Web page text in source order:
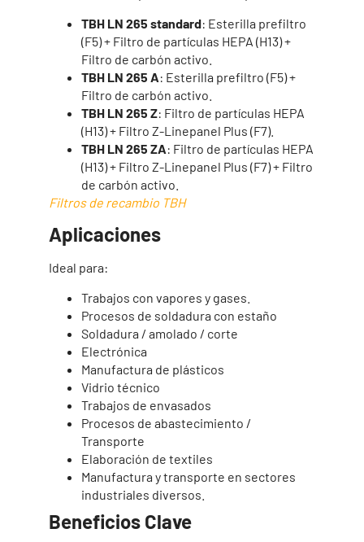
TBH LN 265 standard: Esterilla prefiltro
(F5) + Filtro de partículas HEPA (H13) +
Filtro de carbón activo.
TBH LN 265 A: Esterilla prefiltro (F5) +
Filtro de carbón activo.
TBH LN 265 Z: Filtro de partículas HEPA
(H13) + Filtro Z-Linepanel Plus (F7).
TBH LN 265 ZA: Filtro de partículas HEPA
(H13) + Filtro Z-Linepanel Plus (F7) + Filtro
de carbón activo.
Filtros de recambio TBH
Aplicaciones
Ideal para:
Trabajos con vapores y gases.
Procesos de soldadura con estaño
Soldadura / amolado / corte
Electrónica
Manufactura de plásticos
Vidrio técnico
Trabajos de envasados
Procesos de abastecimiento /
Transporte
Elaboración de textiles
Manufactura y transporte en sectores
industriales diversos.
Beneficios Clave